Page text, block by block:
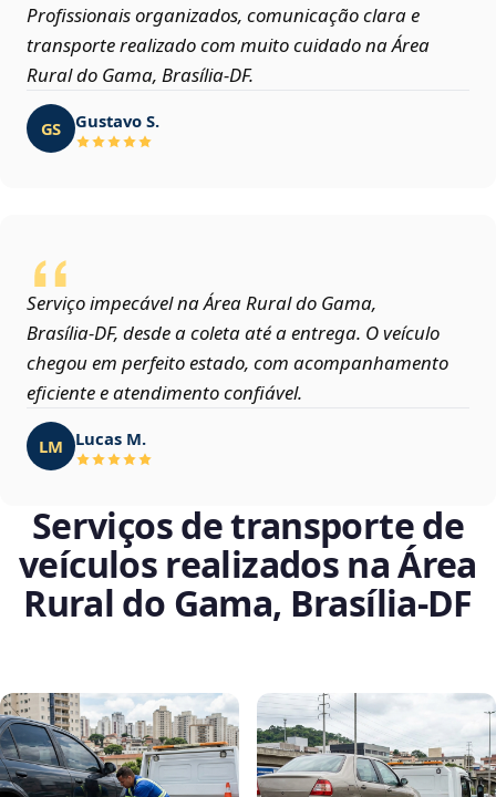
Profissionais organizados, comunicação clara e
transporte realizado com muito cuidado na Área
Rural do Gama, Brasília‑DF.
GS Gustavo S.
Serviço impecável na Área Rural do Gama,
Brasília‑DF, desde a coleta até a entrega. O veículo
chegou em perfeito estado, com acompanhamento
eficiente e atendimento confiável.
LM Lucas M.
Serviços de transporte de
veículos realizados na Área
Rural do Gama, Brasília‑DF